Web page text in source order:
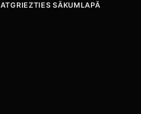
ATGRIEZTIES SĀKUMLAPĀ